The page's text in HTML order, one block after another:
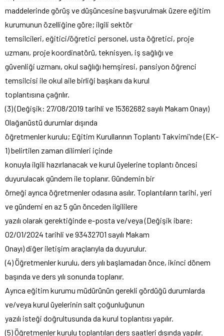
maddelerinde görüş ve düşüncesine başvurulmak üzere eğitim
kurumunun özelliğine göre; ilgili sektör
temsilcileri, eğitici/öğretici personel, usta öğretici, proje
uzmanı, proje koordinatörü, teknisyen, iş sağlığı ve
güvenliği uzmanı, okul sağlığı hemşiresi, pansiyon öğrenci
temsilcisi ile okul aile birliği başkanı da kurul
toplantısına çağrılır.
(3) (Değişik: 27/08/2019 tarihli ve 15362682 sayılı Makam Onayı)
Olağanüstü durumlar dışında
öğretmenler kurulu; Eğitim Kurullarının Toplantı Takvimi’nde (EK-
1) belirtilen zaman dilimleri içinde
konuyla ilgili hazırlanacak ve kurul üyelerine toplantı öncesi
duyurulacak gündem ile toplanır. Gündemin bir
örneği ayrıca öğretmenler odasına asılır. Toplantıların tarihi, yeri
ve gündemi en az 5 gün önceden ilgililere
yazılı olarak gerektiğinde e-posta ve/veya (Değişik ibare:
02/01/2024 tarihli ve 93432701 sayılı Makam
Onayı) diğer iletişim araçlarıyla da duyurulur.
(4) Öğretmenler kurulu, ders yılı başlamadan önce, ikinci dönem
başında ve ders yılı sonunda toplanır.
Ayrıca eğitim kurumu müdürünün gerekli gördüğü durumlarda
ve/veya kurul üyelerinin salt çoğunluğunun
yazılı isteği doğrultusunda da kurul toplantısı yapılır.
(5) Öğretmenler kurulu toplantıları ders saatleri dışında yapılır.